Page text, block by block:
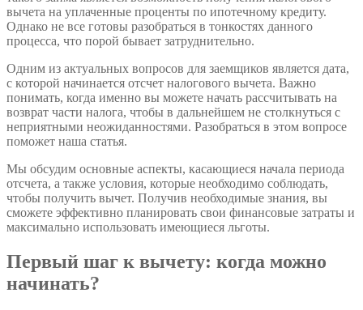
вычета на уплаченные проценты по ипотечному кредиту.
Однако не все готовы разобраться в тонкостях данного
процесса, что порой бывает затруднительно.
Одним из актуальных вопросов для заемщиков является дата,
с которой начинается отсчет налогового вычета. Важно
понимать, когда именно вы можете начать рассчитывать на
возврат части налога, чтобы в дальнейшем не столкнуться с
неприятными неожиданностями. Разобраться в этом вопросе
поможет наша статья.
Мы обсудим основные аспекты, касающиеся начала периода
отсчета, а также условия, которые необходимо соблюдать,
чтобы получить вычет. Получив необходимые знания, вы
сможете эффективно планировать свои финансовые затраты и
максимально использовать имеющиеся льготы.
Первый шаг к вычету: когда можно
начинать?